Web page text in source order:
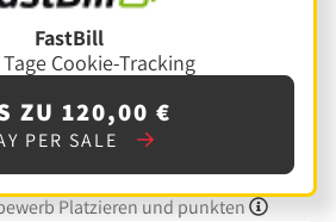
FastBill
Cookie-Tracking
ZU 120,00 €
PER SALE
Platzieren und punkten